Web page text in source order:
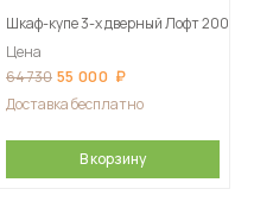
Шкаф-купе 3-х дверный Лофт 200
Цена
64 730 55 000
Доставка бесплатно
В корзину